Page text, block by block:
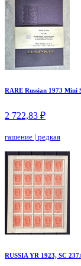
RARE Russian 1973 Mini
2 722,83 ₽
гашение | редкая
RUSSIA YR 1923, SC